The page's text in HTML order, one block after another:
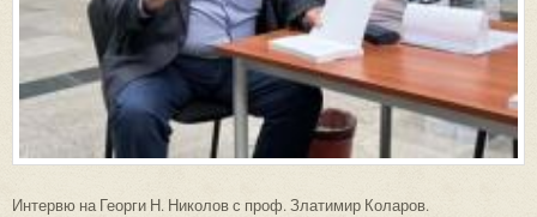
Интервю на Георги Н. Николов с проф. Златимир Коларов.